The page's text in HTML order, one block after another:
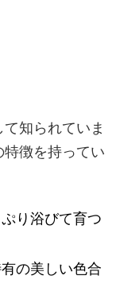
知られていま
徴を持ってい
り浴びて育つ
の美しい色合